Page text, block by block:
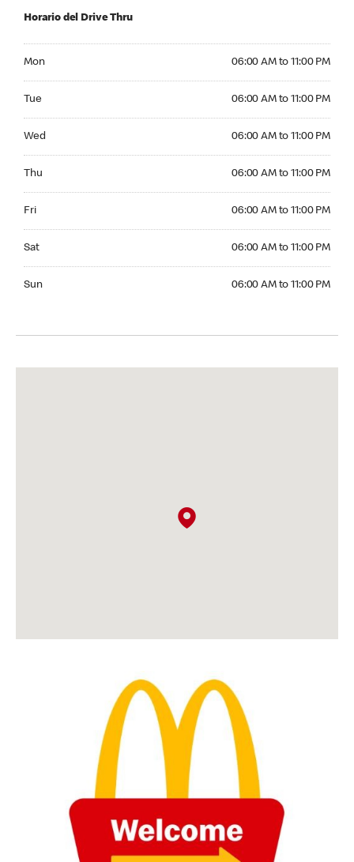
Horario del Drive Thru
Mon 06:00 AM to 11:00 PM
Tue 06:00 AM to 11:00 PM
Wed 06:00 AM to 11:00 PM
Thu 06:00 AM to 11:00 PM
Fri 06:00 AM to 11:00 PM
Sat 06:00 AM to 11:00 PM
Sun 06:00 AM to 11:00 PM